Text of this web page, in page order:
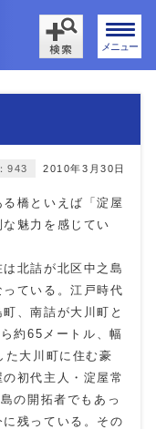
メニュー
2010年3月30日
943
橋といえば「淀屋
魅力を感じてい
北詰が北区中之島
ている。江戸時代
、南詰が大川町と
約65メートル、幅
た大川町に住む豪
初代主人・淀屋常
の開拓者でもあっ
残っている。その